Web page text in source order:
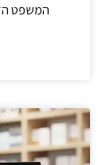
המשפט